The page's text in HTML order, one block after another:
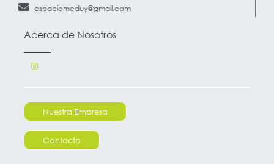
espaciomeduy@gmail.com
Acerca de Nosotros
Nuestra Empresa
Contacto